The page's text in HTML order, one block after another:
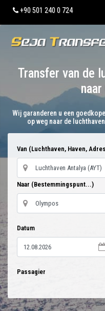
+90 501 240 0 724
Transfer van de
naar
Wij garanderen u een
op weg naar de
Van (Luchthaven, Haven,
Naar (Bestemmingspunt...)
Datum
Passagier